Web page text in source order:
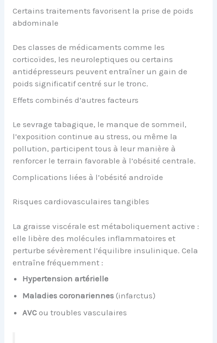
Certains traitements favorisent la prise de poids
abdominale
Des classes de médicaments comme les
corticoïdes, les neuroleptiques ou certains
antidépresseurs peuvent entraîner un gain de
poids significatif centré sur le tronc.
Effets combinés d’autres facteurs
Le sevrage tabagique, le manque de sommeil,
l’exposition continue au stress, ou même la
pollution, participent tous à leur manière à
renforcer le terrain favorable à l’obésité centrale.
Complications liées à l’obésité androïde
Risques cardiovasculaires tangibles
La graisse viscérale est métaboliquement active :
elle libère des molécules inflammatoires et
perturbe sévèrement l’équilibre insulinique. Cela
entraîne fréquemment :
Hypertension artérielle
Maladies coronariennes (infarctus)
AVC ou troubles vasculaires